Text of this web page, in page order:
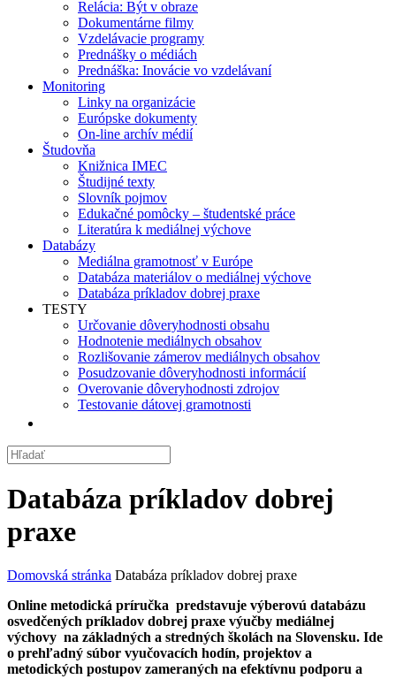
Relácia: Být v obraze
Dokumentárne filmy
Vzdelávacie programy
Prednášky o médiách
Prednáška: Inovácie vo vzdelávaní
Monitoring
Linky na organizácie
Európske dokumenty
On-line archív médií
Študovňa
Knižnica IMEC
Študijné texty
Slovník pojmov
Edukačné pomôcky – študentské práce
Literatúra k mediálnej výchove
Databázy
Mediálna gramotnosť v Európe
Databáza materiálov o mediálnej výchove
Databáza príkladov dobrej praxe
TESTY
Určovanie dôveryhodnosti obsahu
Hodnotenie mediálnych obsahov
Rozlišovanie zámerov mediálnych obsahov
Posudzovanie dôveryhodnosti informácií
Overovanie dôveryhodnosti zdrojov
Testovanie dátovej gramotnosti
Databáza príkladov dobrej
praxe
Domovská stránka Databáza príkladov dobrej praxe
Online metodická príručka predstavuje výberovú databázu
osvedčených príkladov dobrej praxe výučby mediálnej
výchovy na základných a stredných školách na Slovensku. Ide
o prehľadný súbor vyučovacích hodín, projektov a
metodických postupov zameraných na efektívnu podporu a